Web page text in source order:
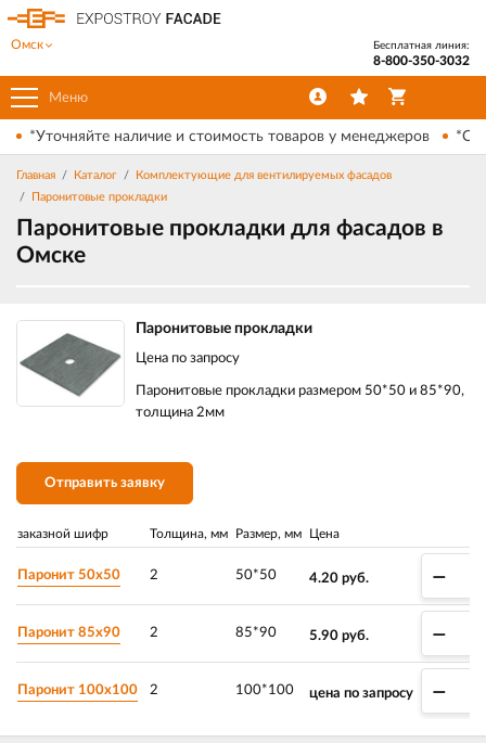
Меню
Омск Бесплатная линия:
8-800-350-3032
*Уточняйте наличие и стоимость товаров у менеджеров
Главная Каталог
Комплектующие для вентилируемых фасадов
Паронитовые прокладки
Паронитовые прокладки для фасадов в
Омске
Паронитовые прокладки
Цена по запросу
Паронитовые прокладки размером 50*50 и 85*90,
толщина 2мм
Отправить заявку
заказной шифр Толщина, мм Размер, мм Цена
Паронит 50х50 2 50*50 4.20 руб. –
Паронит 85х90 2 85*90 5.90 руб. –
Паронит 100х100 2 100*100 цена по запросу –